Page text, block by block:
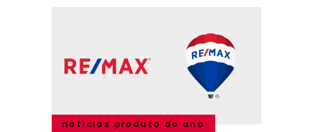
notícias produto do ano